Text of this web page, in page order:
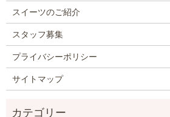
スイーツのご紹介
スタッフ募集
プライバシーポリシー
サイトマップ